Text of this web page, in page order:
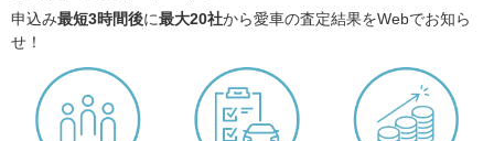
申込み最短3時間後に最大20社から愛車の査定結果をWebでお知ら
せ！